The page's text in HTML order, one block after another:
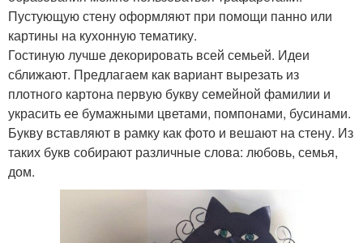
Пустующую стену оформляют при помощи панно или
картины на кухонную тематику.
Гостиную лучше декорировать всей семьей. Идеи
сближают. Предлагаем как вариант вырезать из
плотного картона первую букву семейной фамилии и
украсить ее бумажными цветами, помпонами, бусинами.
Букву вставляют в рамку как фото и вешают на стену. Из
таких букв собирают различные слова: любовь, семья,
дом.